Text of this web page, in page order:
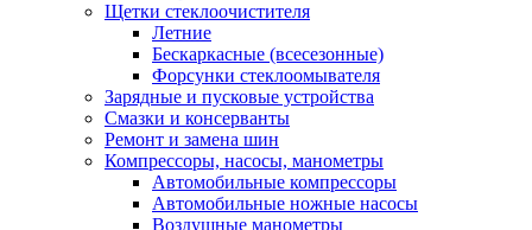
Щетки стеклоочистителя
Летние
Бескаркасные (всесезонные)
Форсунки стеклоомывателя
Зарядные и пусковые устройства
Смазки и консерванты
Ремонт и замена шин
Компрессоры, насосы, манометры
Автомобильные компрессоры
Автомобильные ножные насосы
Воздушные манометры